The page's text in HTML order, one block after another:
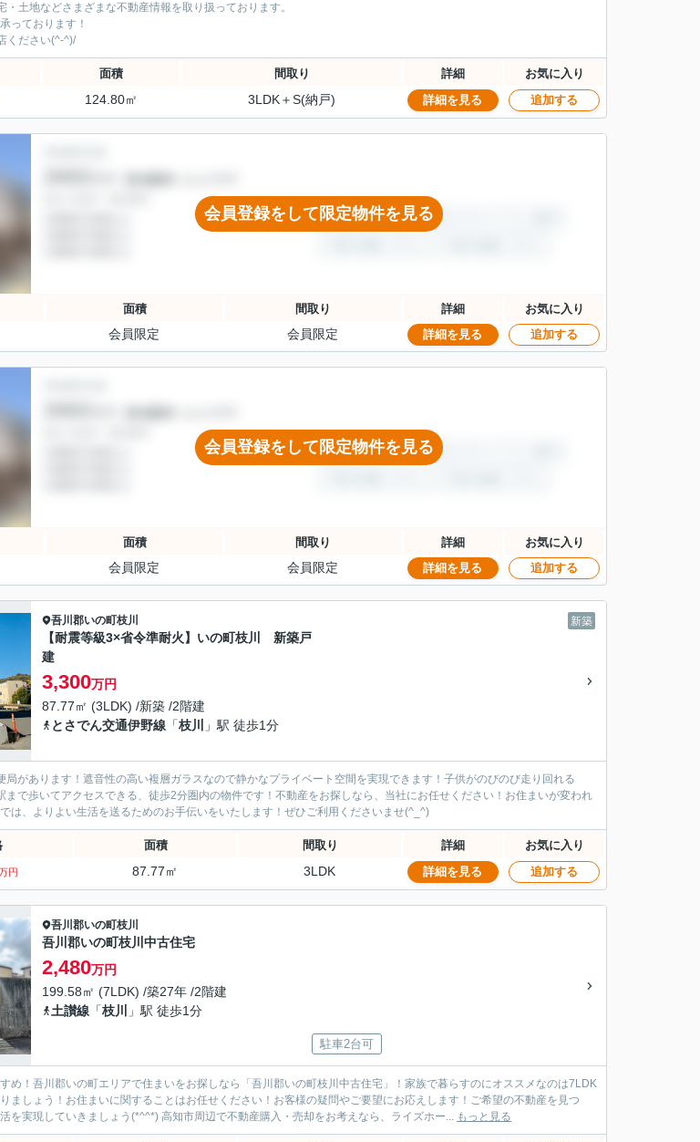
土地などさまざまな不動産情報を取り扱っております。
っております！
ください‍(^-^)/
面積 間取り 詳細 お気に入り
124.80㎡ 3LDK＋S(納戸) 詳細を見る 追加する
会員登録をして限定物件を見る
面積 間取り 詳細 お気に入り
会員限定 会員限定 詳細を見る 追加する
会員登録をして限定物件を見る
面積 間取り 詳細 お気に入り
会員限定 会員限定 詳細を見る 追加する
新築
吾川郡いの町枝川
【耐震等級3×省令準耐火】いの町枝川 新築戸
建
3,300万円
87.77㎡ (3LDK) /新築 /2階建
とさでん交通伊野線 「枝川 」駅 徒歩1分
局があります！遮音性の高い複層ガラスなので静かなプライベート空間を実現できます！子供がのびのび走り回れる
まで歩いてアクセスできる、徒歩2分圏内の物件です！不動産をお探しなら、当社にお任せください！お住まいが変われ
は、よりよい生活を送るためのお手伝いをいたします！ぜひご利用くださいませ(^_^)
面積 間取り 詳細 お気に入り
円 87.77㎡ 3LDK 詳細を見る 追加する
吾川郡いの町枝川
吾川郡いの町枝川中古住宅
2,480万円
199.58㎡ (7LDK) /築27年 /2階建
土讃線 「枝川 」駅 徒歩1分
駐車2台可
め！吾川郡いの町エリアで住まいをお探しなら「吾川郡いの町枝川中古住宅」！家族で暮らすのにオススメなのは7LDK
ましょう！お住まいに関することはお任せください！お客様の疑問やご要望にお応えします！ご希望の不動産を見つ
け、これから先の実りある生活を実現していきましょう(*^^*) 高知市周辺で不動産購入・売却をお考えなら、ライズホー... もっと見る